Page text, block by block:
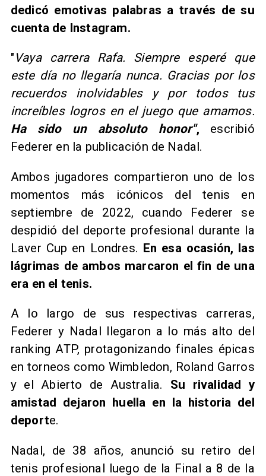
dedicó emotivas palabras a través de su
cuenta de Instagram.
" Vaya carrera Rafa. Siempre esperé que
este día no llegaría nunca. Gracias por los
recuerdos inolvidables y por todos tus
increíbles logros en el juego que amamos.
Ha sido un absoluto honor", escribió
Federer en la publicación de Nadal.
Ambos jugadores compartieron uno de los
momentos más icónicos del tenis en
septiembre de 2022, cuando Federer se
despidió del deporte profesional durante la
Laver Cup en Londres. En esa ocasión, las
lágrimas de ambos marcaron el fin de una
era en el tenis.
A lo largo de sus respectivas carreras,
Federer y Nadal llegaron a lo más alto del
ranking ATP, protagonizando finales épicas
en torneos como Wimbledon, Roland Garros
y el Abierto de Australia.
Su rivalidad y
amistad dejaron huella en la historia del
deporte.
Nadal, de 38 años, anunció su retiro del
tenis profesional luego de la Final a 8 de la